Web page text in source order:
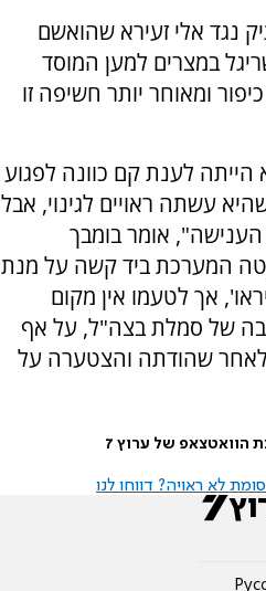
נגד אלי זעירא שהואשם
במצרים למען המוסד
ומאוחר יותר חשיפה זו
לענת קם כוונה לפגוע
עשתה ראויים לגינוי, אבל
אומר בומבך
המערכת ביד קשה על מנת
אך לטעמו אין מקום
של סמלת בצה"ל, על אף
שהודתה והצטערה על
הוואטצאפ של ערוץ 7
לא ראויה? דווחו לנו